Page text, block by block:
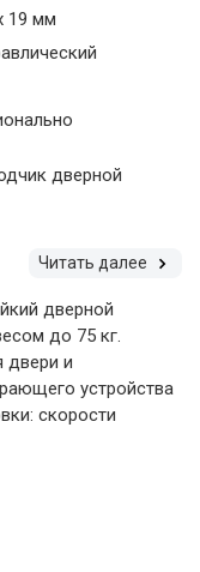
19 мм
дверной
Читать далее
дверной
до 75 кг.
двери и
устройства
скорости